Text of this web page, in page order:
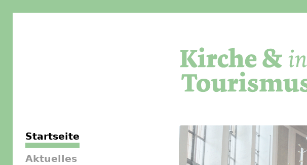
Startseite
Aktuelles